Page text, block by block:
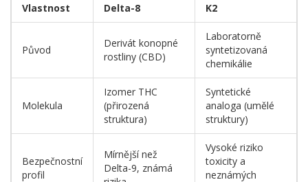
Vlastnost
Delta-8 K2
Původ
Derivát konopné
rostliny (CBD)
Laboratorně
syntetizovaná
chemikálie
Molekula
Izomer THC
(přirozená
struktura)
Syntetické
analoga (umělé
struktury)
Bezpečnostní
profil
Mírnější než
Delta-9, známá
Vysoké riziko
toxicity a
neznámých